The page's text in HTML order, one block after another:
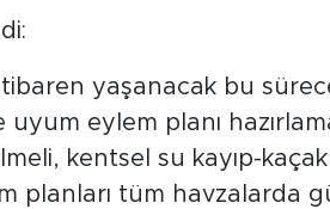
yaşanacak bu
eylem planı
kentsel su kayıp-kaçak
planları tüm havzalarda